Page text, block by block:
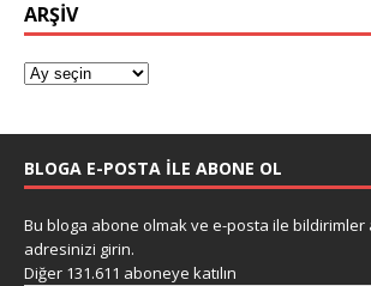
ARŞIV
BLOGA E-POSTA ILE ABONE OL
Bu bloga abone olmak ve e-posta ile bildirimler
adresinizi girin.
Diğer 131.611 aboneye katılın